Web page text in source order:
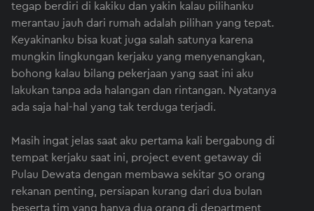
tegap berdiri di kakiku dan yakin kalau pilihanku
merantau jauh dari rumah adalah pilihan yang tepat.
Keyakinanku bisa kuat juga salah satunya karena
mungkin lingkungan kerjaku yang menyenangkan,
bohong kalau bilang pekerjaan yang saat ini aku
lakukan tanpa ada halangan dan rintangan. Nyatanya
ada saja hal-hal yang tak terduga terjadi.
Masih ingat jelas saat aku pertama kali bergabung di
tempat kerjaku saat ini, project event getaway di
Pulau Dewata dengan membawa sekitar 50 orang
rekanan penting, persiapan kurang dari dua bulan
beserta tim yang hanya dua orang di department